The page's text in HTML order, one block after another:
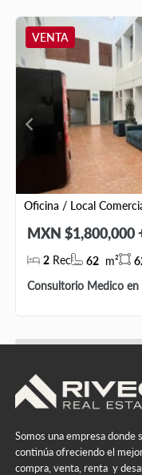
VENTA
Oficina / Local
chevron_left
MXN $1,800,000
2 Rec 62 m²
Consultorio Medico en
Somos una empresa donde
continúa ofreciendo el
compra, venta, renta y